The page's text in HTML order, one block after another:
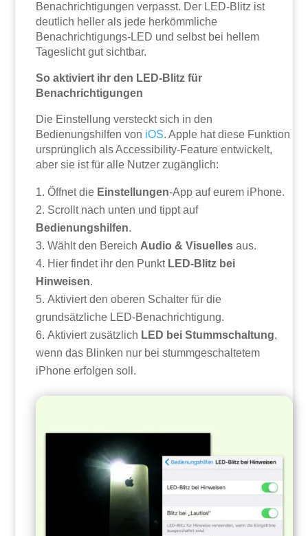
Benachrichtigungen verpasst. Der LED-Blitz ist
deutlich heller als jede herkömmliche
Benachrichtigungs-LED und selbst bei hellem
Tageslicht gut sichtbar.
So aktiviert ihr den LED-Blitz für
Benachrichtigungen
Die Einstellung versteckt sich in den
Bedienungshilfen von iOS. Apple hat diese Funktion
ursprünglich als Accessibility-Feature entwickelt,
aber sie ist für alle Nutzer zugänglich:
Öffnet die Einstellungen-App auf eurem iPhone.
Scrollt nach unten und tippt auf
Bedienungshilfen.
Wählt den Bereich Audio & Visuelles aus.
Hier findet ihr den Punkt LED-Blitz bei
Hinweisen.
Aktiviert den oberen Schalter für die
grundsätzliche LED-Benachrichtigung.
Aktiviert zusätzlich LED bei Stummschaltung,
wenn das Blinken nur bei stummgeschaltetem
iPhone erfolgen soll.